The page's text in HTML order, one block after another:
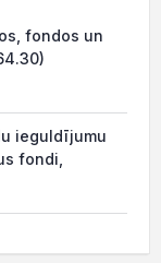
fondos un
ieguldījumu
fondi,